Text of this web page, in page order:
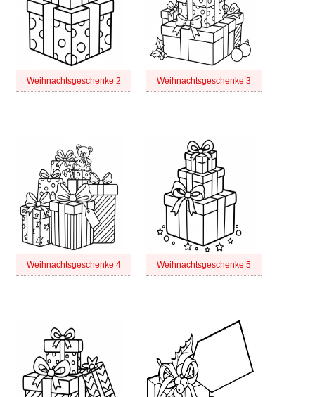
Weihnachtsgeschenke 2 Weihnachtsgeschenke 3
Weihnachtsgeschenke 4 Weihnachtsgeschenke 5